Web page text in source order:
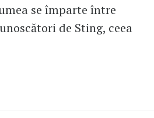
se împarte între
de Sting, ceea